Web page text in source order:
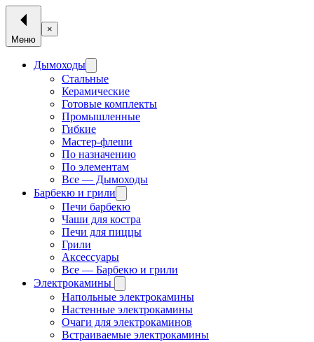
Меню
×
Дымоходы
Стальные
Керамические
Готовые комплекты
Промышленные
Гибкие
Мастер-флеши
По назначению
По элементам
Все — Дымоходы
Барбекю и грили
Печи барбекю
Чаши для костра
Печи для пиццы
Грили
Аксессуары
Все — Барбекю и грили
Электрокамины
Напольные электрокамины
Настенные электрокамины
Очаги для электрокаминов
Встраиваемые электрокамины